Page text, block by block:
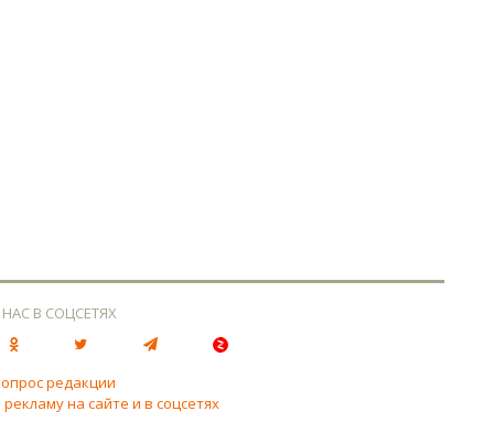
В СОЦСЕТЯХ
редакции
на сайте и в соцсетях